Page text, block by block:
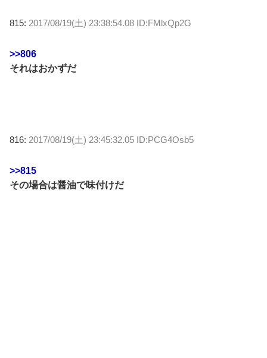
815: 2017/08/19(土) 23:38:54.08 ID:FMlxQp2G
>>806
それはおかずだ
816: 2017/08/19(土) 23:45:32.05 ID:PCG4Osb5
>>815
その場合は醤油で味付けだ